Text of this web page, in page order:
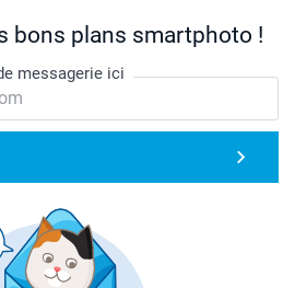
bons plans smartphoto !
messagerie ici